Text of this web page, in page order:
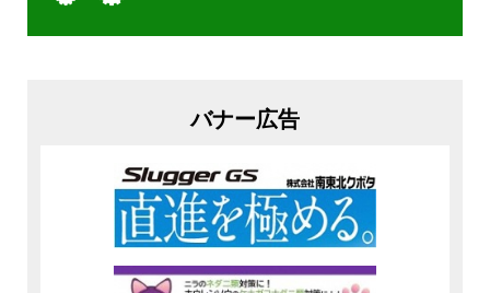
バナー広告